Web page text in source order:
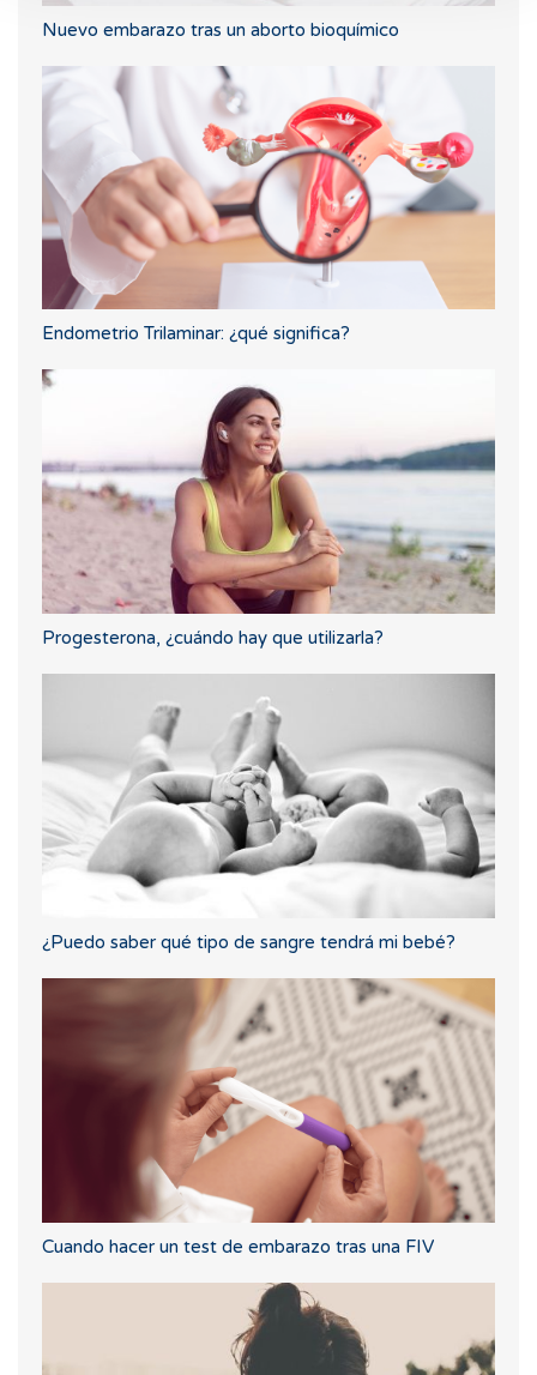
Nuevo embarazo tras un aborto bioquímico
Endometrio Trilaminar: ¿qué significa?
Progesterona, ¿cuándo hay que utilizarla?
¿Puedo saber qué tipo de sangre tendrá mi bebé?
Cuando hacer un test de embarazo tras una FIV